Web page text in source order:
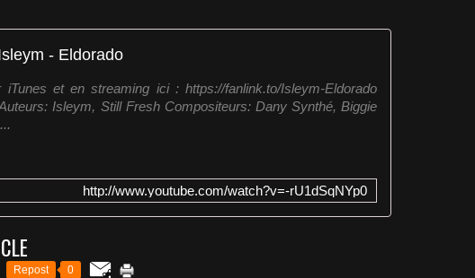
- Eldorado
iTunes et en streaming ici : https://fanlink.to/Isleym-Eldorado
Isleym, Still Fresh Compositeurs: Dany Synthé, Biggie
http://www.youtube.com/watch?v=-rU1dSqNYp0
Repost 0